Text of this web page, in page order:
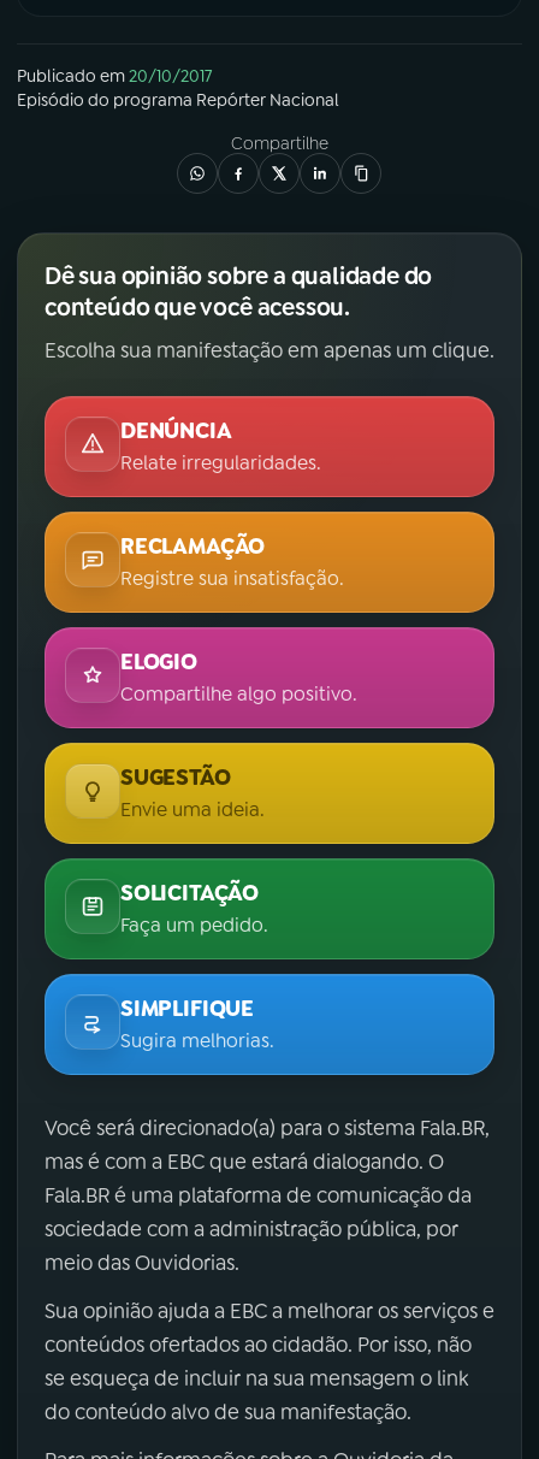
Publicado em20/10/2017
Episódio do programa Repórter Nacional
Compartilhe
Dê sua opinião sobre a qualidade do
conteúdo que você acessou.
Escolha sua manifestação em apenas um clique.
DENÚNCIA
Relate irregularidades.
RECLAMAÇÃO
Registre sua insatisfação.
ELOGIO
Compartilhe algo positivo.
SUGESTÃO
Envie uma ideia.
SOLICITAÇÃO
Faça um pedido.
SIMPLIFIQUE
Sugira melhorias.
Você será direcionado(a) para o sistema Fala.BR,
mas é com a EBC que estará dialogando. O
Fala.BR é uma plataforma de comunicação da
sociedade com a administração pública, por
meio das Ouvidorias.
Sua opinião ajuda a EBC a melhorar os serviços e
conteúdos ofertados ao cidadão. Por isso, não
se esqueça de incluir na sua mensagem o link
do conteúdo alvo de sua manifestação.